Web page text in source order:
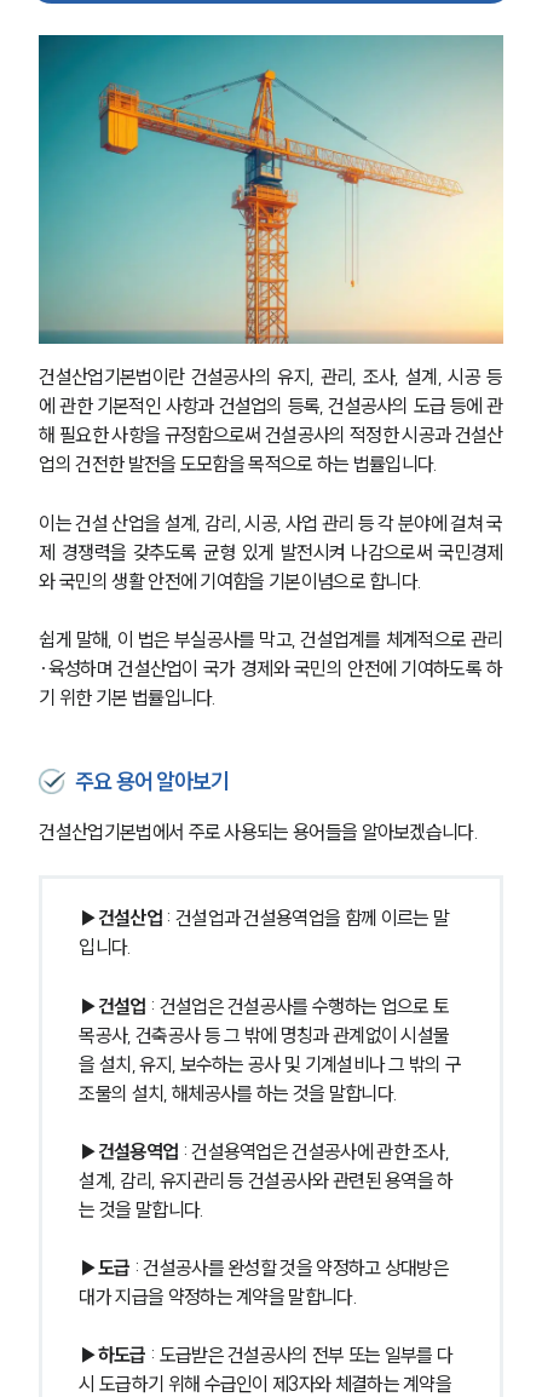
건설산업기본법이란 건설공사의 유지, 관리, 조사, 설계, 시공 등
에 관한 기본적인 사항과 건설업의 등록, 건설공사의 도급 등에 관
해 필요한 사항을 규정함으로써 건설공사의 적정한 시공과 건설산
업의 건전한 발전을 도모함을 목적으로 하는 법률입니다.
이는 건설 산업을 설계, 감리, 시공, 사업 관리 등 각 분야에 걸쳐 국
제 경쟁력을 갖추도록 균형 있게 발전시켜 나감으로써 국민경제
와 국민의 생활 안전에 기여함을 기본이념으로 합니다.
쉽게 말해, 이 법은 부실공사를 막고, 건설업계를 체계적으로 관리
·육성하며 건설산업이 국가 경제와 국민의 안전에 기여하도록 하
기 위한 기본 법률입니다.
주요 용어 알아보기
건설산업기본법에서 주로 사용되는 용어들을 알아보겠습니다.
▶건설산업 : 건설업과 건설용역업을 함께 이르는 말
입니다.
▶건설업 : 건설업은 건설공사를 수행하는 업으로 토
목공사, 건축공사 등 그 밖에 명칭과 관계없이 시설물
을 설치, 유지, 보수하는 공사 및 기계설비나 그 밖의 구
조물의 설치, 해체공사를 하는 것을 말합니다.
▶건설용역업 : 건설용역업은 건설공사에 관한 조사,
설계, 감리, 유지관리 등 건설공사와 관련된 용역을 하
는 것을 말합니다.
▶도급 : 건설공사를 완성할 것을 약정하고 상대방은
대가 지급을 약정하는 계약을 말합니다.
▶하도급 : 도급받은 건설공사의 전부 또는 일부를 다
시 도급하기 위해 수급인이 제3자와 체결하는 계약을